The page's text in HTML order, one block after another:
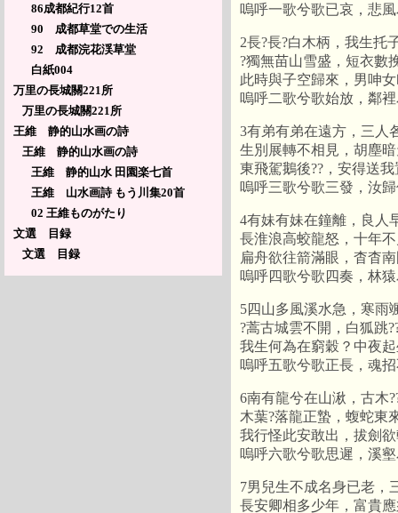
86成都紀行12首
90 成都草堂での生活
92 成都浣花渓草堂
白紙004
万里の長城關221所
万里の長城關221所
王維 静的山水画の詩
王維 静的山水画の詩
王維 静的山水 田園楽七首
王維 山水画詩 もう川集20首
02 王維ものがたり
文選 目録
文選 目録
嗚呼一歌兮歌已哀，悲
2長?長?白木柄，我生托
?獨無苗山雪盛，短衣數
此時與子空歸來，男呻
嗚呼二歌兮歌始放，鄰
3有弟有弟在遠方，三人
生別展轉不相見，胡塵
東飛駕鵝後??，安得送
嗚呼三歌兮歌三發，汝
4有妹有妹在鐘離，良人
長淮浪高蛟龍怒，十年
扁舟欲往箭滿眼，杳杳
嗚呼四歌兮歌四奏，林
5四山多風溪水急，寒雨
?蒿古城雲不開，白狐跳
我生何為在窮穀？中夜
嗚呼五歌兮歌正長，魂
6南有龍兮在山湫，古木
木葉?落龍正蟄，蝮蛇東
我行怪此安敢出，拔劍
嗚呼六歌兮歌思遲，溪
7男兒生不成名身已老，
長安卿相多少年，富貴